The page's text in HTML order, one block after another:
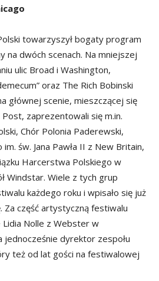
towarzyszył bogaty program
na dwóch scenach. Na mniejszej
ulic Broad i Washington,
oraz The Rich Bobinski
głównej scenie, mieszczącej się
zaprezentowali się m.in.
Chór Polonia Paderewski,
im. św. Jana Pawła II z New Britain,
Harcerstwa Polskiego w
Windstar. Wiele z tych grup
każdego roku i wpisało się już
część artystyczną festiwalu
Lidia Nolle z Webster w
jednocześnie dyrektor zespołu
też od lat gości na festiwalowej